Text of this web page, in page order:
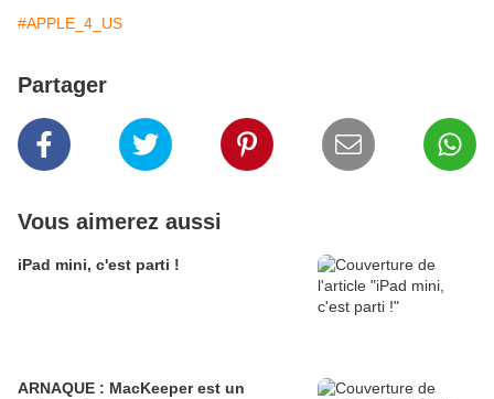
#APPLE_4_US
Partager
Vous aimerez aussi
iPad mini, c'est parti !
ARNAQUE : MacKeeper est un